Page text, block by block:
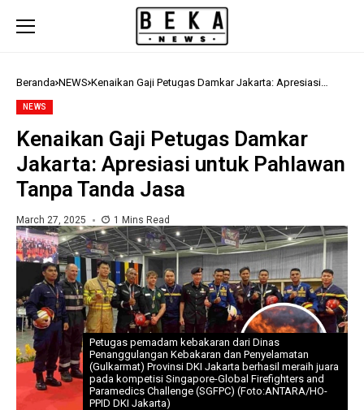
Beranda NEWS Kenaikan Gaji Petugas Damkar Jakarta: Apresiasi
NEWS
Kenaikan Gaji Petugas Damkar
Jakarta: Apresiasi untuk Pahlawan
Tanpa Tanda Jasa
March 27, 2025 1 Mins Read
Petugas pemadam kebakaran dari Dinas
Penanggulangan Kebakaran dan Penyelamatan
(Gulkarmat) Provinsi DKI Jakarta berhasil meraih juara
pada kompetisi Singapore-Global Firefighters and
Paramedics Challenge (SGFPC) (Foto:ANTARA/HO-
PPID DKI Jakarta)